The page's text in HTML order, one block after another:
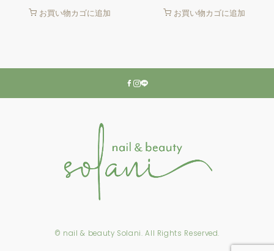
お買い物カゴに追加 お買い物カゴに追加
© nail & beauty Solani. All Rights Reserved.